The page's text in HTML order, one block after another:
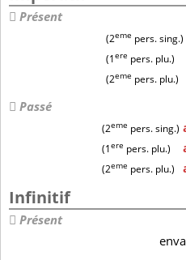
Présent
(2eme pers. sing.)
(1ere pers. plu.)
(2eme pers. plu.)
Passé
(2eme pers. sing.)
(1ere pers. plu.)
(2eme pers. plu.)
Infinitif
Présent